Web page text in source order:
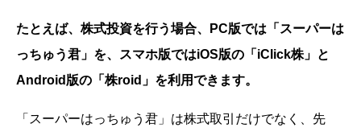
たとえば、株式投資を行う場合、PC版では「スーパーは
っちゅう君」を、スマホ版ではiOS版の「iClick株」と
Android版の「株roid」を利用できます。
「スーパーはっちゅう君」は株式取引だけでなく、先